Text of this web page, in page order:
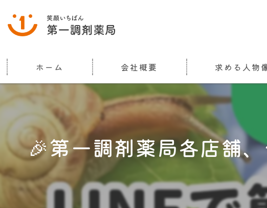
ホーム 会社概要
代表挨拶
ビジョン
事業案内
求める人物
🎉第一調剤薬局各店舗